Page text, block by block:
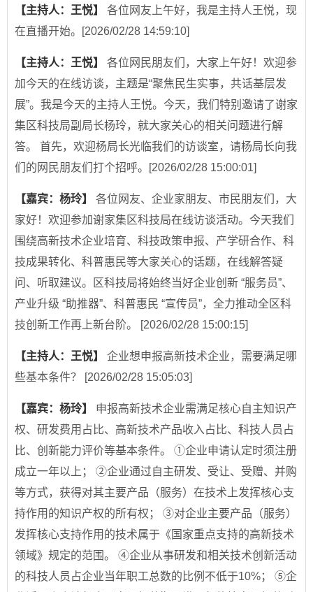
【主持人：王悦】 各位网友上午好，我是主持人王悦，现
在直播开始。
[2026/02/28 14:59:10]
【主持人：王悦】 各位网民朋友们，大家上午好！欢迎参
加今天的在线访谈，主题是“聚焦民生实事，共话基层发
展”。我是今天的主持人王悦。今天，我们特别邀请了谢家
集区科技局副局长杨玲，就大家关心的相关问题进行解
答。 首先，欢迎杨局长光临我们的访谈室，请杨局长向我
们的网民朋友们打个招呼。
[2026/02/28 15:00:01]
【嘉宾：杨玲】 各位网友、企业家朋友、市民朋友们，大
家好！欢迎参加谢家集区科技局在线访谈活动。今天我们
围绕高新技术企业培育、科技政策申报、产学研合作、科
技成果转化、科普惠民等大家关心的话题，在线解答疑
问、听取建议。区科技局将始终当好企业创新 “服务员”、
产业升级 “助推器”、科普惠民 “宣传员”，全力推动全区科
技创新工作再上新台阶。
[2026/02/28 15:00:15]
【主持人：王悦】 企业想申报高新技术企业，需要满足哪
些基本条件？
[2026/02/28 15:05:03]
【嘉宾：杨玲】 申报高新技术企业需满足核心自主知识产
权、研发费用占比、高新技术产品收入占比、科技人员占
比、创新能力评价等基本条件。 ①企业申请认定时须注册
成立一年以上； ②企业通过自主研发、受让、受赠、并购
等方式，获得对其主要产品（服务）在技术上发挥核心支
持作用的知识产权的所有权； ③对企业主要产品（服务）
发挥核心支持作用的技术属于《国家重点支持的高新技术
领域》规定的范围。 ④企业从事研发和相关技术创新活动
的科技人员占企业当年职工总数的比例不低于10%； ⑤企